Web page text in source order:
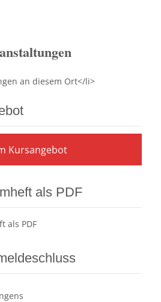
an diesem Ort</li>
Kursangebot
als PDF